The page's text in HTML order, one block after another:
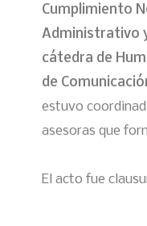
Cumplimiento
Administrativo
cátedra de
de
estuvo
asesoras que
El acto fue